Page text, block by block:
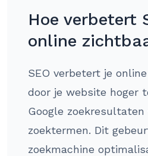
Hoe verbetert
online
SEO verbetert je
door je website hoger
Google zoekresultaten
zoektermen. Dit
zoekmachine